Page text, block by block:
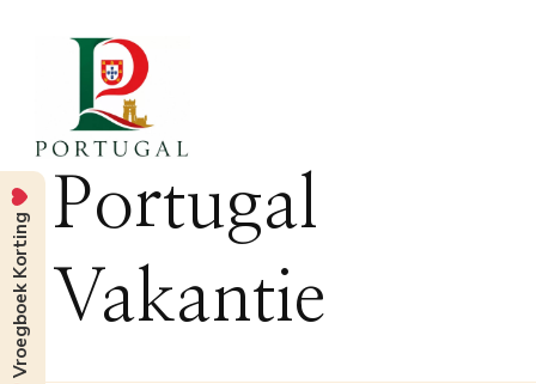
Portugal
Vakantie
Vroegboek Korting